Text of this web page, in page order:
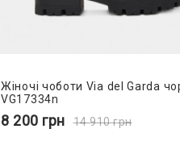
Жіночі чоботи Via del Garda
VG17334n
8 200 грн 14 910грн